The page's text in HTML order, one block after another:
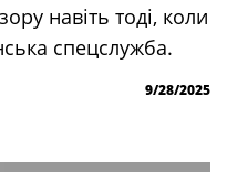
навіть тоді, коли
спецслужба.
9/28/2025